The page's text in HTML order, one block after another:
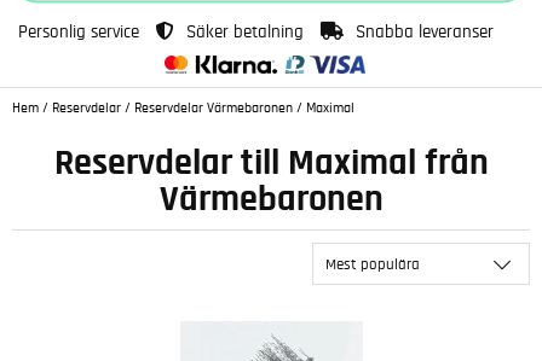
Personlig service Säker betalning Snabba leveranser
Hem / Reservdelar / Reservdelar Värmebaronen / Maximal
Reservdelar till Maximal från
Värmebaronen
Mest populära